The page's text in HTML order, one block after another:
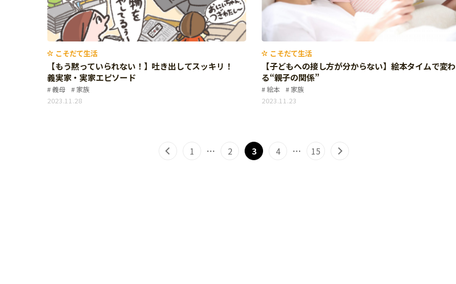
こそだて生活
【もう黙っていられない！】吐き出してスッキリ！
義実家・実家エピソード
義母
家族
2023.11.28
こそだて生活
【子どもへの接し方が分からない】絵本タイムで変わ
る“親子の関係”
絵本
家族
2023.11.23
1 … 2 3 4 … 15